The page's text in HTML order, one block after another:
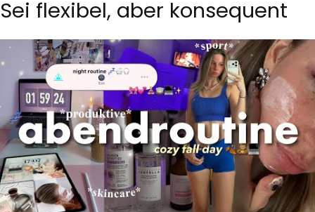
Sei flexibel, aber konsequent